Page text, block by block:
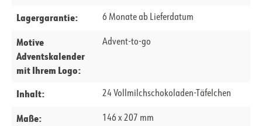
Lagergarantie: 6 Monate ab Lieferdatum
Motive
Adventskalender
mit Ihrem Logo:
Advent-to-go
Inhalt: 24 Vollmilchschokoladen-Täfelchen
Maße: 146 x 207 mm